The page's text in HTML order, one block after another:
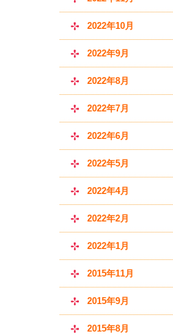
2022年10月
2022年9月
2022年8月
2022年7月
2022年6月
2022年5月
2022年4月
2022年2月
2022年1月
2015年11月
2015年9月
2015年8月